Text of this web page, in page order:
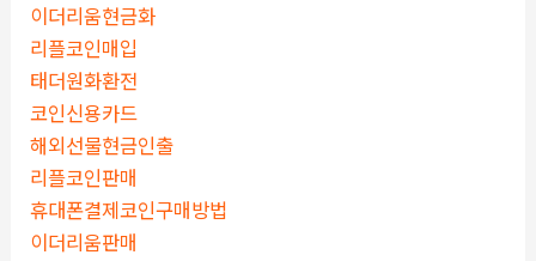
이더리움현금화
리플코인매입
태더원화환전
코인신용카드
해외선물현금인출
리플코인판매
휴대폰결제코인구매방법
이더리움판매